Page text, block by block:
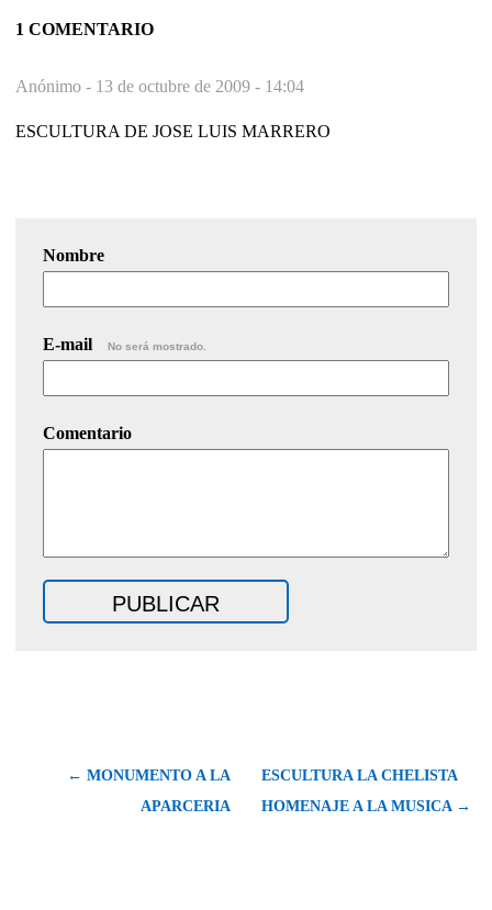
1 COMENTARIO
Anónimo - 13 de octubre de 2009 - 14:04
ESCULTURA DE JOSE LUIS MARRERO
Nombre
E-mail No será mostrado.
Comentario
← MONUMENTO A LA
APARCERIA
ESCULTURA LA CHELISTA
HOMENAJE A LA MUSICA →